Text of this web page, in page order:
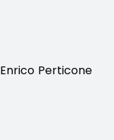
Enrico Perticone